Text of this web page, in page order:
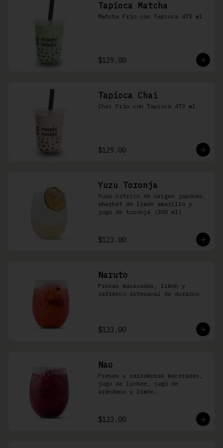
Tapioca Matcha
Matcha Frío con Tapioca 473 ml
$129.00
Tapioca Chai
Chai Frío con Tapioca 473 ml
$129.00
Yuzu Toronja
Yuzu cítrico de origen japonés,
sherbet de limón amarillo y
jugo de toronja (300 ml)
$123.00
Naruto
Fresas maceradas, limón y
refresco artesanal de durazno
$123.00
Nao
Fresas y zarzamoras maceradas,
jugo de lychee, jugo de
arándano y limón.
$123.00